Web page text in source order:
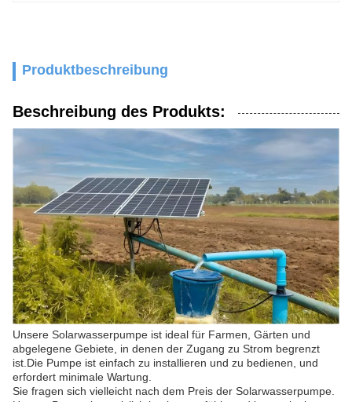
Produktbeschreibung
Beschreibung des Produkts:
Unsere Solarwasserpumpe ist ideal für Farmen, Gärten und
abgelegene Gebiete, in denen der Zugang zu Strom begrenzt
ist.Die Pumpe ist einfach zu installieren und zu bedienen, und
erfordert minimale Wartung.
Sie fragen sich vielleicht nach dem Preis der Solarwasserpumpe.